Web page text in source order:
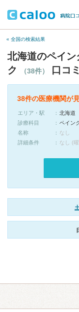
« 全国の検索結果
北海道のペイ
ク
（38件） 口コ
38件の医療機関が
エリア・駅
北海道
診療科目
ペイン
名称
なし
詳細条件
なし (